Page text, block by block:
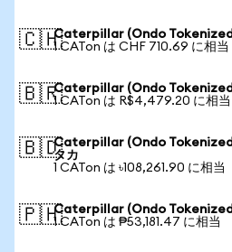
🇨🇭Caterpillar (Ondo
1 CATon は CHF 710.69 に相当
🇧🇷Caterpillar (Ondo
1 CATon は R$4,479.20 に相当
🇧🇩Caterpillar (Ondo Tokenized)
タカ
1 CATon は ৳108,261.90 に相当
🇵🇭Caterpillar (Ondo Tokenized)
1 CATon は ₱53,181.47 に相当